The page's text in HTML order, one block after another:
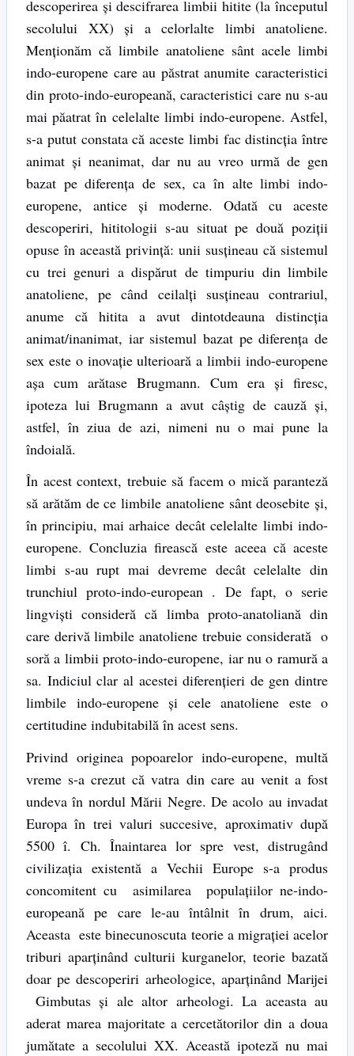
descoperirea și descifrarea limbii hitite (la începutul
secolului XX) și a celorlalte limbi anatoliene.
Menționăm că limbile anatoliene sânt acele limbi
indo-europene care au păstrat anumite caracteristici
din proto-indo-europeană, caracteristici care nu s-au
mai păatrat în celelalte limbi indo-europene. Astfel,
s-a putut constata că aceste limbi fac distincția între
animat și neanimat, dar nu au vreo urmă de gen
bazat pe diferența de sex, ca în alte limbi indo-
europene, antice și moderne. Odată cu aceste
descoperiri, hititologii s-au situat pe două poziții
opuse în această privință: unii susțineau că sistemul
cu trei genuri a dispărut de timpuriu din limbile
anatoliene, pe când ceilalți susțineau contrariul,
anume că hitita a avut dintotdeauna distincția
animat/inanimat, iar sistemul bazat pe diferența de
sex este o inovație ulterioară a limbii indo-europene
așa cum arătase Brugmann. Cum era și firesc,
ipoteza lui Brugmann a avut câștig de cauză și,
astfel, în ziua de azi, nimeni nu o mai pune la
îndoială.
În acest context, trebuie să facem o mică paranteză
să arătăm de ce limbile anatoliene sânt deosebite și,
în principiu, mai arhaice decât celelalte limbi indo-
europene. Concluzia firească este aceea că aceste
limbi s-au rupt mai devreme decât celelalte din
trunchiul proto-indo-european . De fapt, o serie
lingviști consideră că limba proto-anatoliană din
care derivă limbile anatoliene trebuie considerată o
soră a limbii proto-indo-europene, iar nu o ramură a
sa. Indiciul clar al acestei diferențieri de gen dintre
limbile indo-europene și cele anatoliene este o
certitudine indubitabilă în acest sens.
Privind originea popoarelor indo-europene, multă
vreme s-a crezut că vatra din care au venit a fost
undeva în nordul Mării Negre. De acolo au invadat
Europa în trei valuri succesive, aproximativ după
5500 î. Ch. Înaintarea lor spre vest, distrugând
civilizația existentă a Vechii Europe s-a produs
concomitent cu asimilarea populațiilor ne-indo-
europeană pe care le-au întâlnit în drum, aici.
Aceasta este binecunoscuta teorie a migrației acelor
triburi aparținând culturii kurganelor, teorie bazată
doar pe descoperiri arheologice, aparținând Marijei
Gimbutas și ale altor arheologi. La aceasta au
aderat marea majoritate a cercetătorilor din a doua
jumătate a secolului XX. Această ipoteză nu mai